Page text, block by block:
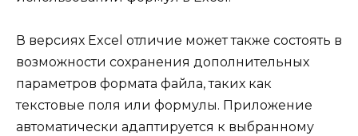
В версиях Excel отличие может также состоять в
возможности сохранения дополнительных
параметров формата файла, таких как
текстовые поля или формулы. Приложение
автоматически адаптируется к выбранному